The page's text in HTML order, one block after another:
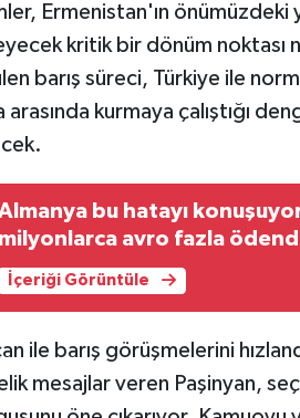
Ermenistan'ın önümüzdeki
kritik bir dönüm noktası
barış süreci, Türkiye ile
arasında kurmaya çalıştığı
bu hatayı
milyonlarca avro fazla
İçeriği Görüntüle
ile barış görüşmelerini
mesajlar veren Paşinyan,